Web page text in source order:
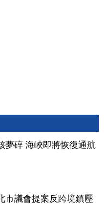
夢碎 海峽即將恢復通航
市議會提案反跨境鎮壓